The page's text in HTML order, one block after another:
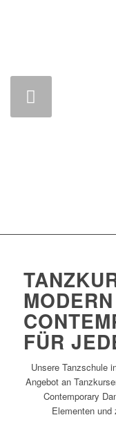
FÜR
Unsere Tanzschule
Angebot an
Contemporary
Elementen